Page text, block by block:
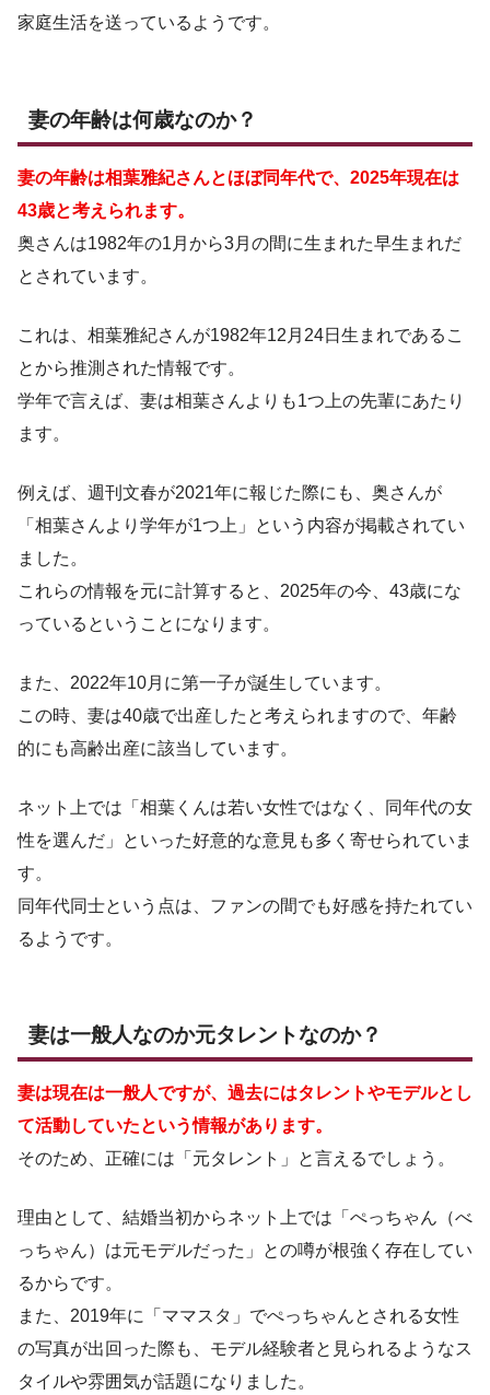
家庭生活を送っているようです。
妻の年齢は何歳なのか？
妻の年齢は相葉雅紀さんとほぼ同年代で、2025年現在は
43歳と考えられます。
奥さんは1982年の1月から3月の間に生まれた早生まれだ
とされています。
これは、相葉雅紀さんが1982年12月24日生まれであるこ
とから推測された情報です。
学年で言えば、妻は相葉さんよりも1つ上の先輩にあたり
ます。
例えば、週刊文春が2021年に報じた際にも、奥さんが
「相葉さんより学年が1つ上」という内容が掲載されてい
ました。
これらの情報を元に計算すると、2025年の今、43歳にな
っているということになります。
また、2022年10月に第一子が誕生しています。
この時、妻は40歳で出産したと考えられますので、年齢
的にも高齢出産に該当しています。
ネット上では「相葉くんは若い女性ではなく、同年代の女
性を選んだ」といった好意的な意見も多く寄せられていま
す。
同年代同士という点は、ファンの間でも好感を持たれてい
るようです。
妻は一般人なのか元タレントなのか？
妻は現在は一般人ですが、過去にはタレントやモデルとし
て活動していたという情報があります。
そのため、正確には「元タレント」と言えるでしょう。
理由として、結婚当初からネット上では「ぺっちゃん（べ
っちゃん）は元モデルだった」との噂が根強く存在してい
るからです。
また、2019年に「ママスタ」でぺっちゃんとされる女性
の写真が出回った際も、モデル経験者と見られるようなス
タイルや雰囲気が話題になりました。